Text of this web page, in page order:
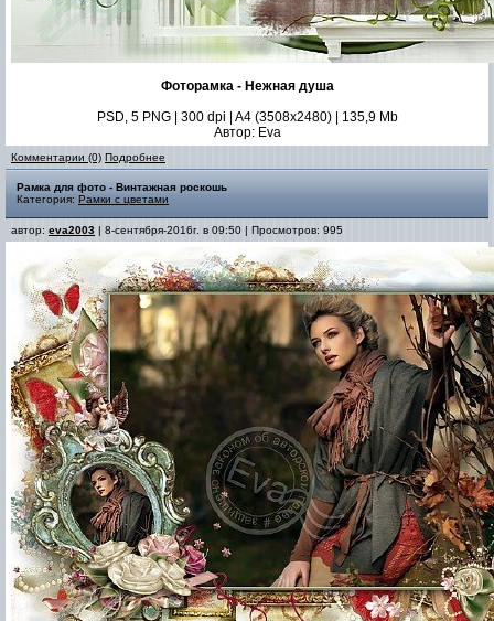
Фоторамка - Нежная душа
PSD, 5 PNG | 300 dpi | A4 (3508x2480) | 135,9 Mb
Автор: Eva
Комментарии (0) Подробнее
Рамка для фото - Винтажная роскошь
Категория: Рамки с цветами
автор: eva2003 | 8-сентября-2016г. в 09:50 | Просмотров: 995